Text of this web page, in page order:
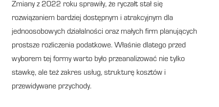
Zmiany z 2022 roku sprawiły, że ryczałt stał się
rozwiązaniem bardziej dostępnym i atrakcyjnym dla
jednoosobowych działalności oraz małych firm planujących
prostsze rozliczenia podatkowe. Właśnie dlatego przed
wyborem tej formy warto było przeanalizować nie tylko
stawkę, ale też zakres usług, strukturę kosztów i
przewidywane przychody.